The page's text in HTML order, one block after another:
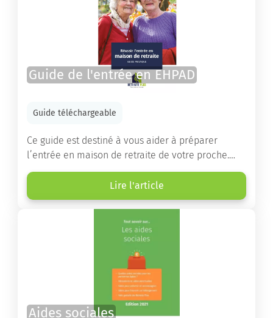
Guide de l'entrée en EHPAD
Guide téléchargeable
Ce guide est destiné à vous aider à préparer
l’entrée en maison de retraite de votre proche.
Vous y trouverez un panorama des différents types
d’établissements ainsi que des conseils pratiques
destinés à orienter les familles et à leur faciliter
Lire l'article
Aides sociales